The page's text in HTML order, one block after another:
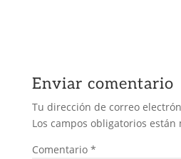
Enviar comentario
Tu dirección de correo
Los campos obligatorios están
Comentario *